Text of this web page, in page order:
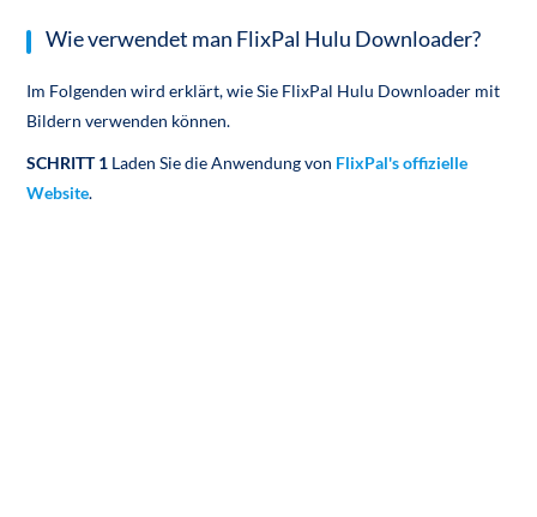
Wie verwendet man FlixPal Hulu Downloader?
Im Folgenden wird erklärt, wie Sie FlixPal Hulu Downloader mit
Bildern verwenden können.
SCHRITT 1 Laden Sie die Anwendung von FlixPal's offizielle
Website.